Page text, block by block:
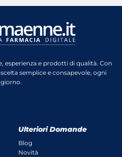
esperienza e prodotti di qualità. Con
semplice e consapevole, ogni
giorno.
Ulteriori Domande
Blog
Novità